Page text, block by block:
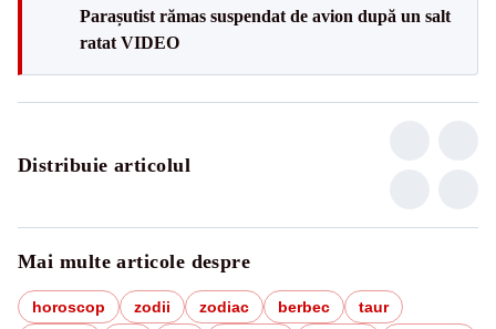
Parașutist rămas suspendat de avion după un salt
ratat VIDEO
Distribuie articolul
Mai multe articole despre
horoscop zodii zodiac berbec
taur